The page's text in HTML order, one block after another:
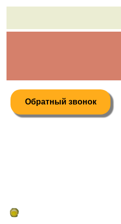
Обратный звонок
Дистанционное бронирование туров